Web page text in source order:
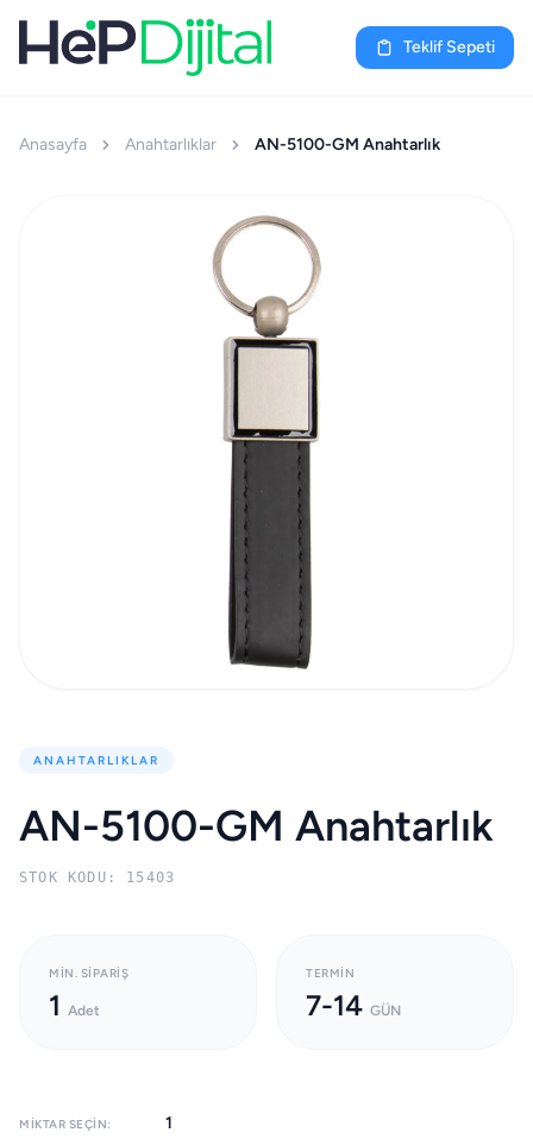
Teklif Sepeti
Anasayfa Anahtarlıklar AN-5100-GM Anahtarlık
ANAHTARLIKLAR
AN-5100-GM Anahtarlık
STOK KODU: 15403
MIN. SIPARIŞ
1 Adet
TERMIN
7-14 GÜN
MIKTAR SEÇIN: